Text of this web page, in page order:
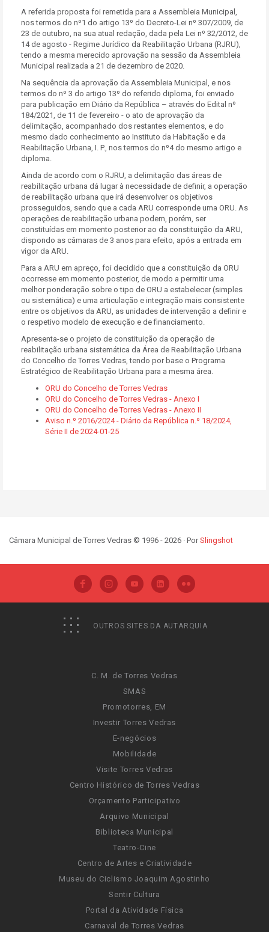
A referida proposta foi remetida para a Assembleia Municipal,
nos termos do nº1 do artigo 13º do Decreto-Lei nº 307/2009, de
23 de outubro, na sua atual redação, dada pela Lei nº 32/2012, de
14 de agosto - Regime Jurídico da Reabilitação Urbana (RJRU),
tendo a mesma merecido aprovação na sessão da Assembleia
Municipal realizada a 21 de dezembro de 2020.
Na sequência da aprovação da Assembleia Municipal, e nos
termos do nº 3 do artigo 13º do referido diploma, foi enviado
para publicação em Diário da República – através do Edital nº
184/2021, de 11 de fevereiro - o ato de aprovação da
delimitação, acompanhado dos restantes elementos, e do
mesmo dado conhecimento ao Instituto da Habitação e da
Reabilitação Urbana, I. P., nos termos do nº4 do mesmo artigo e
diploma.
Ainda de acordo com o RJRU, a delimitação das áreas de
reabilitação urbana dá lugar à necessidade de definir, a operação
de reabilitação urbana que irá desenvolver os objetivos
prosseguidos, sendo que a cada ARU corresponde uma ORU. As
operações de reabilitação urbana podem, porém, ser
constituídas em momento posterior ao da constituição da ARU,
dispondo as câmaras de 3 anos para efeito, após a entrada em
vigor da ARU.
Para a ARU em apreço, foi decidido que a constituição da ORU
ocorresse em momento posterior, de modo a permitir uma
melhor ponderação sobre o tipo de ORU a estabelecer (simples
ou sistemática) e uma articulação e integração mais consistente
entre os objetivos da ARU, as unidades de intervenção a definir e
o respetivo modelo de execução e de financiamento.
Apresenta-se o projeto de constituição da operação de
reabilitação urbana sistemática da Área de Reabilitação Urbana
do Concelho de Torres Vedras, tendo por base o Programa
Estratégico de Reabilitação Urbana para a mesma área.
ORU do Concelho de Torres Vedras
ORU do Concelho de Torres Vedras - Anexo I
ORU do Concelho de Torres Vedras - Anexo II
Aviso n.º 2016/2024 - Diário da República n.º 18/2024,
Série II de 2024-01-25
Câmara Municipal de Torres Vedras © 1996 - 2026 · PorSlingshot
OUTROS SITES DA AUTARQUIA
C. M. de Torres Vedras
SMAS
Promotorres, EM
Investir Torres Vedras
E-negócios
Mobilidade
Visite Torres Vedras
Centro Histórico de Torres Vedras
Orçamento Participativo
Arquivo Municipal
Biblioteca Municipal
Teatro-Cine
Centro de Artes e Criatividade
Museu do Ciclismo Joaquim Agostinho
Sentir Cultura
Portal da Atividade Física
Carnaval de Torres Vedras